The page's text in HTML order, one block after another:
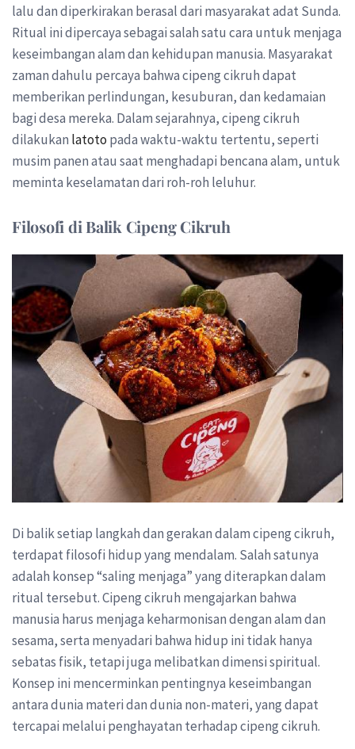
lalu dan diperkirakan berasal dari masyarakat adat Sunda.
Ritual ini dipercaya sebagai salah satu cara untuk menjaga
keseimbangan alam dan kehidupan manusia. Masyarakat
zaman dahulu percaya bahwa cipeng cikruh dapat
memberikan perlindungan, kesuburan, dan kedamaian
bagi desa mereka. Dalam sejarahnya, cipeng cikruh
dilakukan latoto pada waktu-waktu tertentu, seperti
musim panen atau saat menghadapi bencana alam, untuk
meminta keselamatan dari roh-roh leluhur.
Filosofi di Balik Cipeng Cikruh
Di balik setiap langkah dan gerakan dalam cipeng cikruh,
terdapat filosofi hidup yang mendalam. Salah satunya
adalah konsep “saling menjaga” yang diterapkan dalam
ritual tersebut. Cipeng cikruh mengajarkan bahwa
manusia harus menjaga keharmonisan dengan alam dan
sesama, serta menyadari bahwa hidup ini tidak hanya
sebatas fisik, tetapi juga melibatkan dimensi spiritual.
Konsep ini mencerminkan pentingnya keseimbangan
antara dunia materi dan dunia non-materi, yang dapat
tercapai melalui penghayatan terhadap cipeng cikruh.